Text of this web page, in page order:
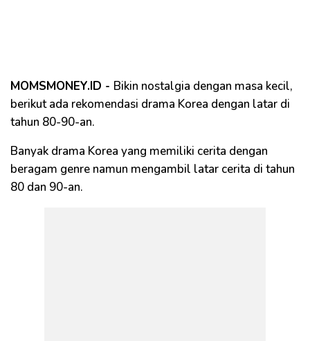
MOMSMONEY.ID - Bikin nostalgia dengan masa kecil,
berikut ada rekomendasi drama Korea dengan latar di
tahun 80-90-an.
Banyak drama Korea yang memiliki cerita dengan
beragam genre namun mengambil latar cerita di tahun
80 dan 90-an.